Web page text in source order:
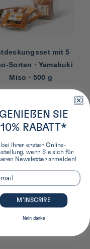
mit 5
Sorten ⋅ Yamabuki
Miso ⋅ 500 g
GENIEßEN SIE
10% RABATT*
bei Ihrer ersten Online-
wenn Sie sich für
Newsletter anmelden!
M’INSCRIRE
Nein danke